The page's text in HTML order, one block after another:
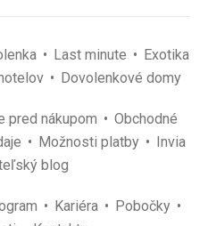
Last minute
Exotika
Dovolenkové domy
pred nákupom
Obchodné
Možnosti platby
Invia
blog
Kariéra
Pobočky